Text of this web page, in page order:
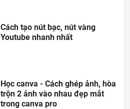
Cách tạo nút bạc, nút vàng
Youtube nhanh nhất
Học canva - Cách ghép ảnh, hòa
trộn 2 ảnh vào nhau đẹp mắt
trong canva pro